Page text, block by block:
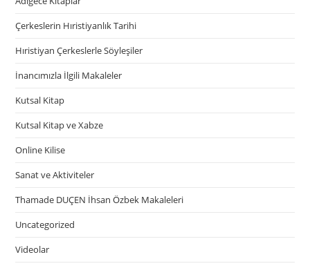
Çerkeslerin Hıristiyanlık Tarihi
Hıristiyan Çerkeslerle Söyleşiler
İnancımızla İlgili Makaleler
Kutsal Kitap
Kutsal Kitap ve Xabze
Online Kilise
Sanat ve Aktiviteler
Thamade DUÇEN İhsan Özbek Makaleleri
Uncategorized
Videolar